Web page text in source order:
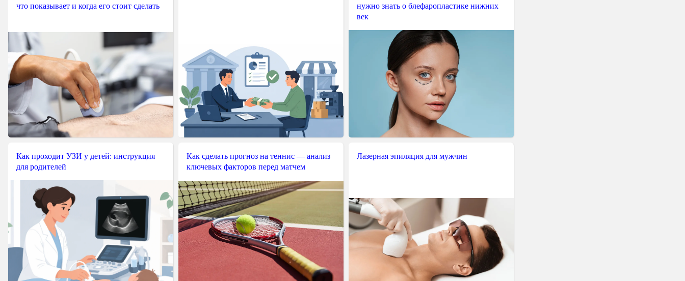
что показывает и когда его стоит сделать
нужно знать о блефаропластике нижних
век
Как проходит УЗИ у детей: инструкция
для родителей
Как сделать прогноз на теннис — анализ
ключевых факторов перед матчем
Лазерная эпиляция для мужчин